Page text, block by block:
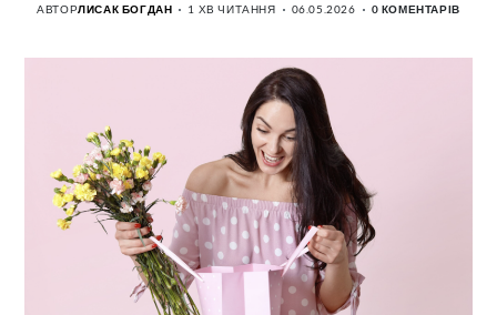
АВТОРЛИСАК БОГДАН 1 ХВ ЧИТАННЯ 06.05.2026 0 КОМЕНТАРІВ